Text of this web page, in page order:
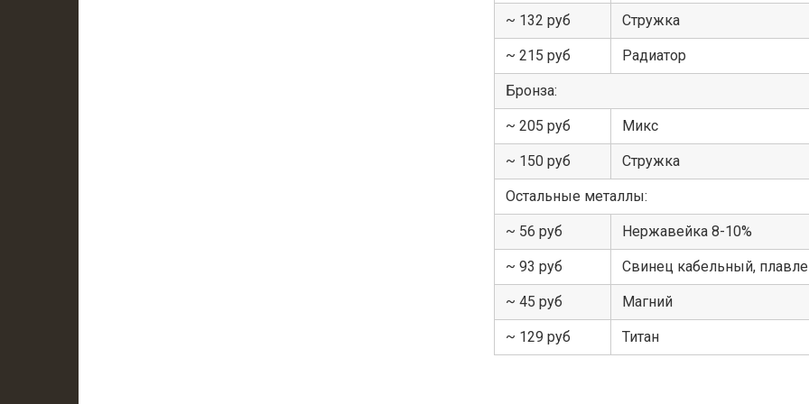
~ 132 руб Стружка
~ 215 руб Радиатор
Бронза:
~ 205 руб Микс
~ 150 руб Стружка
Остальные металлы:
~ 56 руб Нержавейка 8-10%
~ 93 руб Свинец кабельный,
~ 45 руб Магний
~ 129 руб Титан